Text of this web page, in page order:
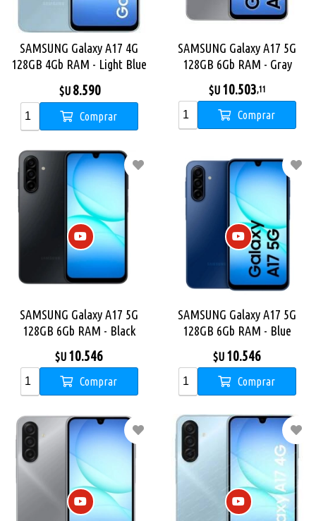
SAMSUNG Galaxy A17 4G
128GB 4Gb RAM - Light Blue
$U 8.590
Comprar
SAMSUNG Galaxy A17 5G
128GB 6Gb RAM - Gray
$U 10.503,11
Comprar
SAMSUNG Galaxy A17 5G
128GB 6Gb RAM - Black
$U 10.546
Comprar
SAMSUNG Galaxy A17 5G
128GB 6Gb RAM - Blue
$U 10.546
Comprar